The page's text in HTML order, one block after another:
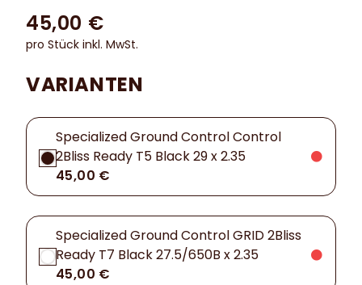
45,00 €
pro Stück inkl. MwSt.
VARIANTEN
Specialized Ground Control Control
2Bliss Ready T5 Black 29 x 2.35
45,00 €
Specialized Ground Control GRID 2Bliss
Ready T7 Black 27.5/650B x 2.35
45,00 €